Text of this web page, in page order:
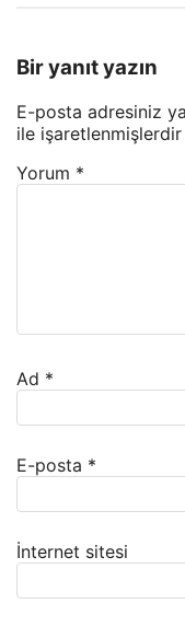
Bir yanıt yazın
E-posta adresiniz
ile işaretlenmişlerdir
Yorum *
Ad *
E-posta *
İnternet sitesi